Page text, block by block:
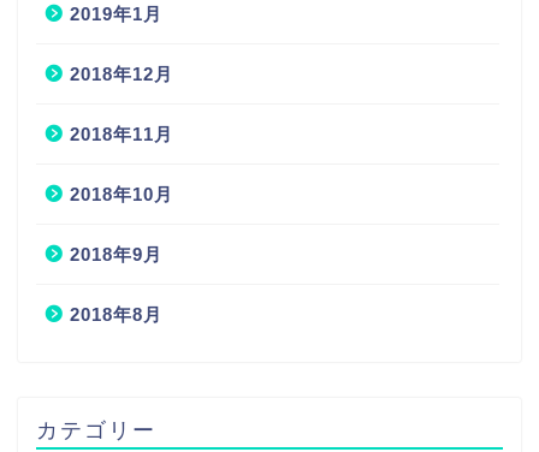
2019年1月
2018年12月
2018年11月
2018年10月
2018年9月
2018年8月
カテゴリー